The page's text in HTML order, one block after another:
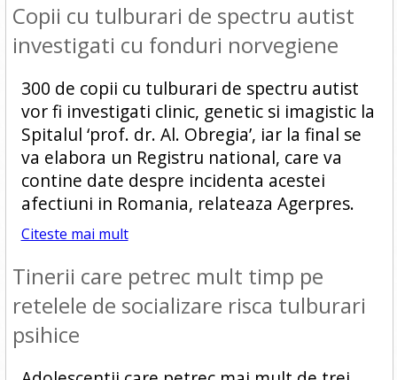
Copii cu tulburari de spectru autist
investigati cu fonduri norvegiene
300 de copii cu tulburari de spectru autist
vor fi investigati clinic, genetic si imagistic la
Spitalul ‘prof. dr. Al. Obregia’, iar la final se
va elabora un Registru national, care va
contine date despre incidenta acestei
afectiuni in Romania, relateaza Agerpres.
Citeste mai mult
Tinerii care petrec mult timp pe
retelele de socializare risca tulburari
psihice